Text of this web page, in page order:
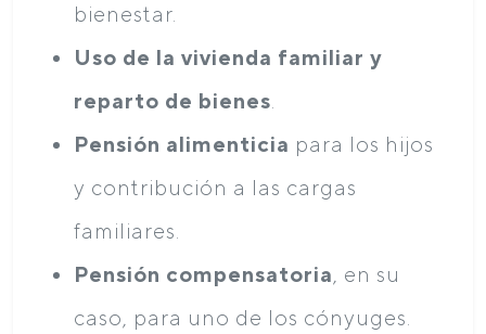
bienestar.
Uso de la vivienda familiar y
reparto de bienes
Pensión alimenticia para los hijos
y contribución a las cargas
familiares.
Pensión compensatoria , en su
caso, para uno de los cónyuges.